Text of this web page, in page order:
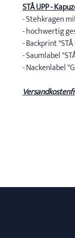
STÅ UPP -
- Stehkragen
- hochwertig
- Backprint "STÅ
- Saumlabel
- Nackenlabel